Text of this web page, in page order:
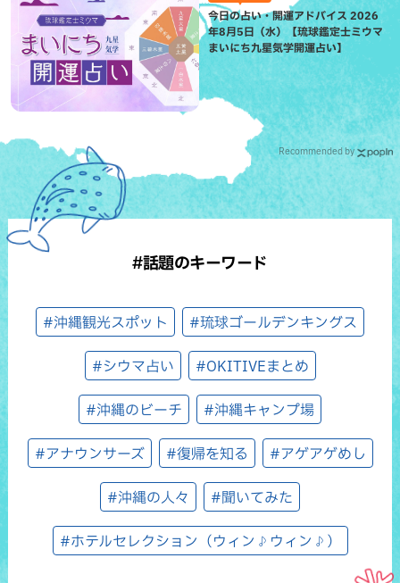
今日の占い・開運アドバイス 2026
年8月5日（水）【琉球鑑定士ミウマ
まいにち九星気学開運占い】
Recommended by
#話題のキーワード
#沖縄観光スポット #琉球ゴールデンキングス
#シウマ占い #OKITIVEまとめ
#沖縄のビーチ #沖縄キャンプ場
#アナウンサーズ #復帰を知る #アゲアゲめし
#沖縄の人々 #聞いてみた
#ホテルセレクション（ウィン♪ウィン♪）